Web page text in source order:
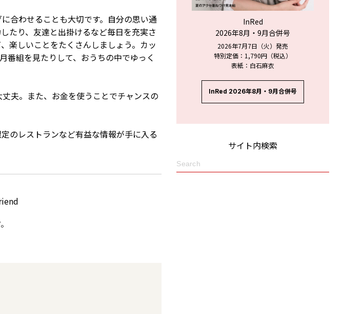
合わせることも大切です。自分の思い通
たり、友達と出掛けるなど毎日を充実さ
楽しいことをたくさんしましょう。カッ
番組を見たりして、おうちの中でゆっく
夫。また、お金を使うことでチャンスの
のレストランなど有益な情報が手に入る
InRed
2026年8月・9月合併号
2026年7月7日（火）発売
特別定価：1,790円（税込）
表紙：白石麻衣
InRed 2026年8月・9月合併号
サイト内検索